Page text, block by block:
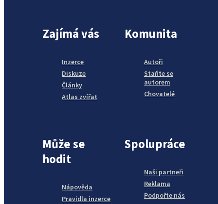
Zajímá vás
Inzerce
Diskuze
Články
Atlas zvířat
Komunita
Autoři
Staňte se
autorem
Chovatelé
Může se
hodit
Nápověda
Pravidla inzerce
Spolupráce
Naši partneři
Reklama
Podpořte nás